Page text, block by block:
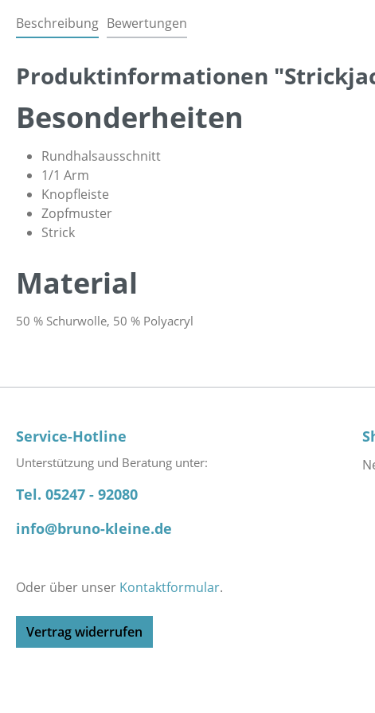
Beschreibung Bewertungen
Produktinformationen
Besonderheiten
Rundhalsausschnitt
1/1 Arm
Knopfleiste
Zopfmuster
Strick
Material
50 % Schurwolle, 50 % Polyacryl
Service-Hotline
Unterstützung und Beratung unter:
Tel. 05247 - 92080
info@bruno-kleine.de
Oder über unser Kontaktformular.
Vertrag widerrufen